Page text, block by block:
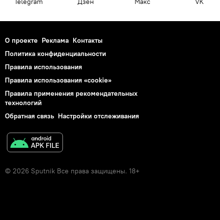
О проекте Реклама Контакты
Политика конфиденциальности
Правила использования
Правила использования «cookie»
Правила применения рекомендательных
технологий
Обратная связь Настройки отслеживания
© 2026 Sputnik Все права защищены. 18+